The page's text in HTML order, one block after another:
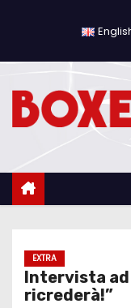
c
EXTRA
Intervista ad
ricrederà!”